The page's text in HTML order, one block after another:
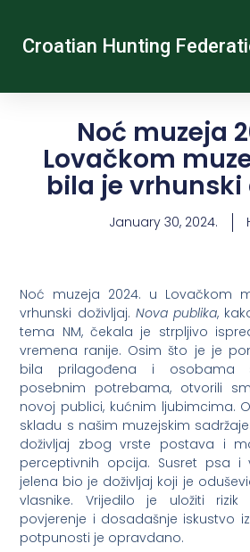
Croatian Hunting
Noć muzeja
Lovačkom
bila je
January 30, 2024.
Noć muzeja 2024. u Lovačkom
vrhunski doživljaj. Nova publika,
tema NM, čekala je strpljivo
vremena ranije. Osim što je je
bila prilagođena i osobama
posebnim potrebama, otvorili
novoj publici, kućnim ljubimcima.
skladu s našim muzejskim
doživljaj zbog vrste postava i
perceptivnih opcija. Susret psa i
jelena bio je doživljaj koji je
vlasnike. Vrijedilo je uložiti
povjerenje i dosadašnje iskustvo
potpunosti je opravdano.